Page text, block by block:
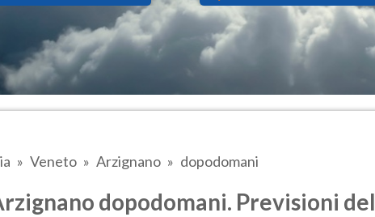
Veneto Arzignano dopodomani
dopodomani. Previsioni del